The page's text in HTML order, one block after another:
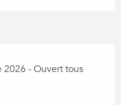
2026 - Ouvert tous